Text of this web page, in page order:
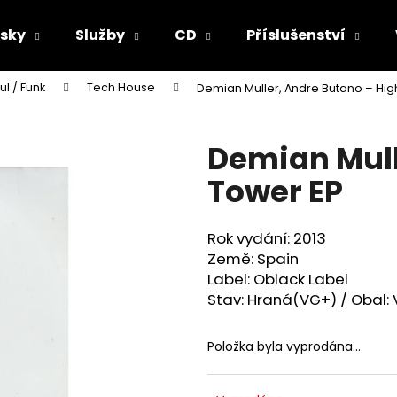
Služby CD Příslušenství
/ Funk Tech House Demian Muller, Andre Butano ‎–
Demian
Tower EP
Rok vydání: 2013
Země: Spain
Label: Oblack Label
Stav: Hraná(VG+) / Obal:
Položka byla vyprodána…
Co potřebujete najít?
HLEDAT